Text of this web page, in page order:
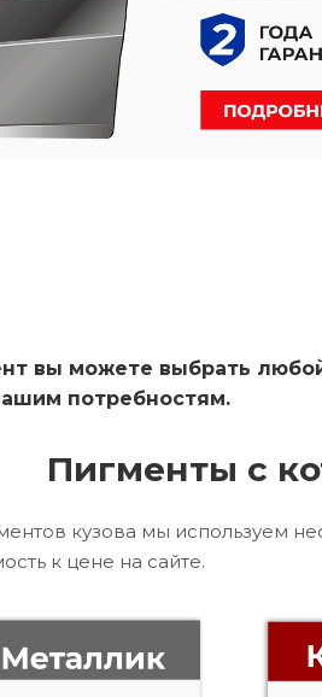
вы можете выбрать
потребностям.
Пигменты с
кузова мы используем
к цене на сайте.